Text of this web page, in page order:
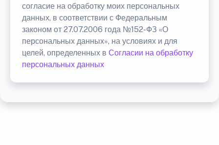
согласие на обработку моих персональных
данных, в соответствии с Федеральным
законом от 27.07.2006 года №152-ФЗ «О
персональных данных», на условиях и для
целей, определенных в Согласии на обработку
персональных данных